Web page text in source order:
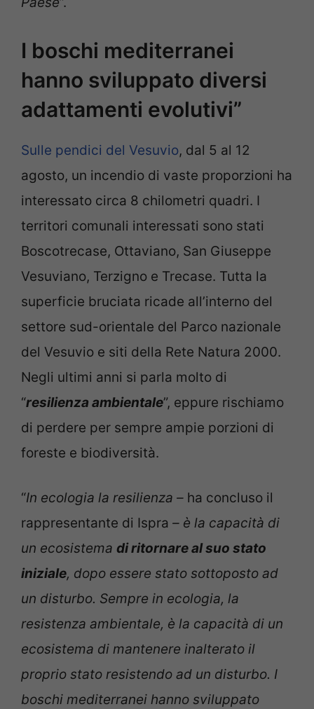
I boschi mediterranei
hanno sviluppato diversi
adattamenti evolutivi”
Sulle pendici del Vesuvio, dal 5 al 12
agosto, un incendio di vaste proporzioni ha
interessato circa 8 chilometri quadri. I
territori comunali interessati sono stati
Boscotrecase, Ottaviano, San Giuseppe
Vesuviano, Terzigno e Trecase. Tutta la
superficie bruciata ricade all’interno del
settore sud-orientale del Parco nazionale
del Vesuvio e siti della Rete Natura 2000.
Negli ultimi anni si parla molto di
“resilienza ambientale”, eppure rischiamo
di perdere per sempre ampie porzioni di
foreste e biodiversità.
“In ecologia la resilienza – ha concluso il
rappresentante di Ispra – è la capacità di
un ecosistema di ritornare al suo stato
iniziale, dopo essere stato sottoposto ad
un disturbo. Sempre in ecologia, la
resistenza ambientale, è la capacità di un
ecosistema di mantenere inalterato il
proprio stato resistendo ad un disturbo. I
boschi mediterranei hanno sviluppato